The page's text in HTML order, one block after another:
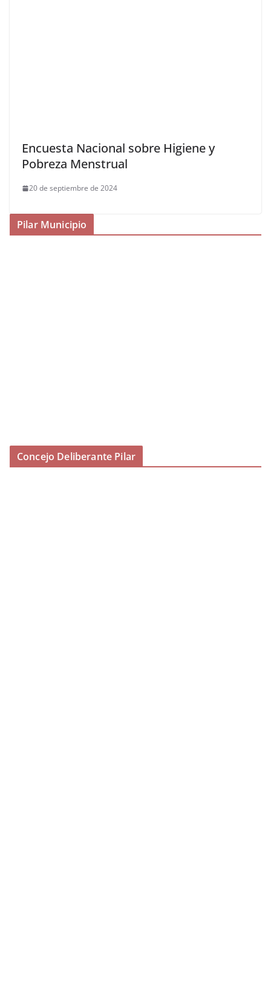
Encuesta Nacional sobre Higiene y
Pobreza Menstrual
20 de septiembre de 2024
Pilar Municipio
Concejo Deliberante Pilar